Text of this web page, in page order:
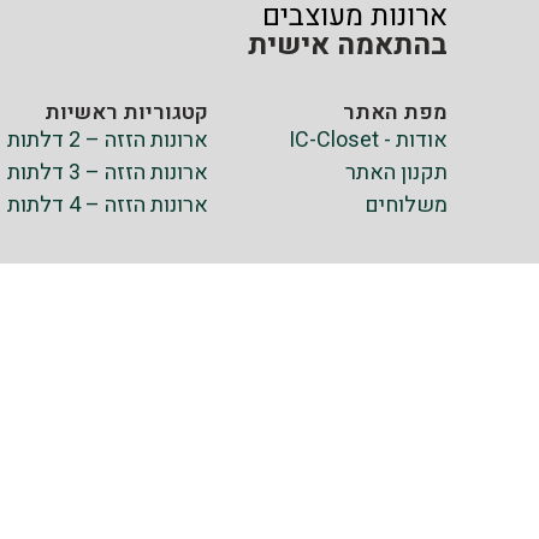
ארונות מעוצבים
בהתאמה אישית
מפת האתר
אודות - IC-Closet
תקנון האתר
משלוחים
קטגוריות ראשיות
ארונות הזזה – 2 דלתות
ארונות הזזה – 3 דלתות
ארונות הזזה – 4 דלתות